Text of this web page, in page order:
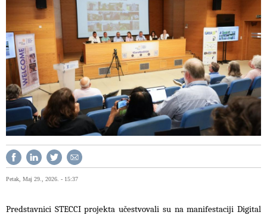
Petak, Maj 29., 2026. - 15:37
Predstavnici STECCI projekta učestvovali su na manifestaciji Digital